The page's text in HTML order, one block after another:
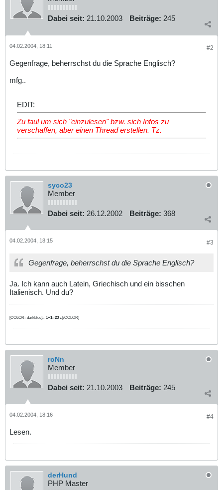
Dabei seit: 21.10.2003 Beiträge: 245
#2
04.02.2004, 18:11
Gegenfrage, beherrschst du die Sprache Englisch?
mfg..
EDIT:
Zu faul um sich "einzulesen" bzw. sich Infos zu
verschaffen, aber einen Thread erstellen. Tz.
syco23
Member
Dabei seit: 26.12.2002 Beiträge: 368
#3
04.02.2004, 18:15
Gegenfrage, beherrschst du die Sprache Englisch?
Ja. Ich kann auch Latein, Griechisch und ein bisschen
Italienisch. Und du?
[COLOR=darkblue].: 1+1=23 :.[/COLOR]
roNn
Member
Dabei seit: 21.10.2003 Beiträge: 245
#4
04.02.2004, 18:16
Lesen.
derHund
PHP Master